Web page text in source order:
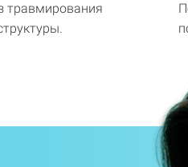
травмирования